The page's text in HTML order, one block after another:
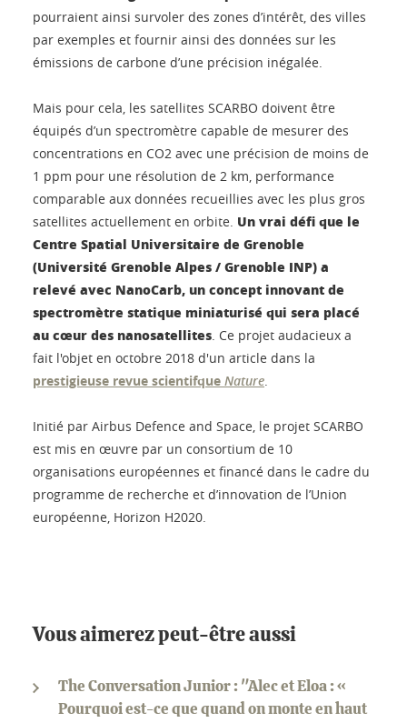
pourraient ainsi survoler des zones d’intérêt, des villes
par exemples et fournir ainsi des données sur les
émissions de carbone d’une précision inégalée.
Mais pour cela, les satellites SCARBO doivent être
équipés d’un spectromètre capable de mesurer des
concentrations en CO2 avec une précision de moins de
1 ppm pour une résolution de 2 km, performance
comparable aux données recueillies avec les plus gros
satellites actuellement en orbite. Un vrai défi que le
Centre Spatial Universitaire de Grenoble
(Université Grenoble Alpes / Grenoble INP) a
relevé avec NanoCarb, un concept innovant de
spectromètre statique miniaturisé qui sera placé
au cœur des nanosatellites. Ce projet audacieux a
fait l'objet en octobre 2018 d'un article dans la
prestigieuse revue scientifque Nature.
Initié par Airbus Defence and Space, le projet SCARBO
est mis en œuvre par un consortium de 10
organisations européennes et financé dans le cadre du
programme de recherche et d’innovation de l’Union
européenne, Horizon H2020.
Vous aimerez peut-être aussi
The Conversation Junior : "Alec et Eloa : «
Pourquoi est-ce que quand on monte en haut